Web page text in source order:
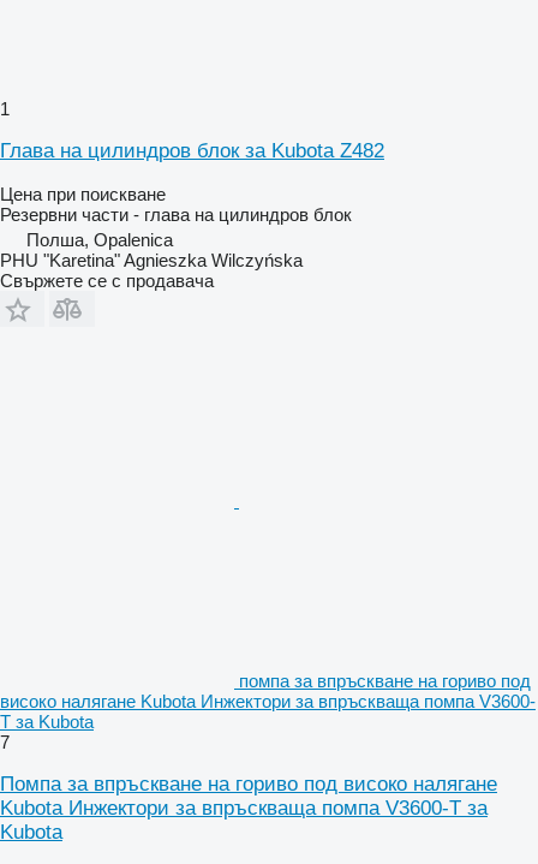
1
Глава на цилиндров блок за Kubota Z482
Цена при поискване
Резервни части - глава на цилиндров блок
Полша, Opalenica
PHU "Karetina" Agnieszka Wilczyńska
Свържете се с продавача
помпа за впръскване на гориво под
високо налягане Kubota Инжектори за впръскваща помпа V3600-
T за Kubota
7
Помпа за впръскване на гориво под високо налягане
Kubota Инжектори за впръскваща помпа V3600-T за
Kubota